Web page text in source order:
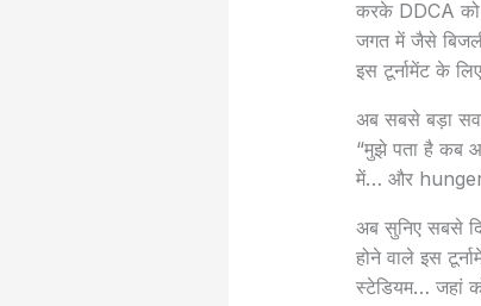
करके DDCA को
जगत में जैसे
इस टूर्नामेंट के
अब सबसे बड़ा
“मुझे पता है कब
में… और hunger
अब सुनिए सबसे
होने वाले इस
स्टेडियम… जहां